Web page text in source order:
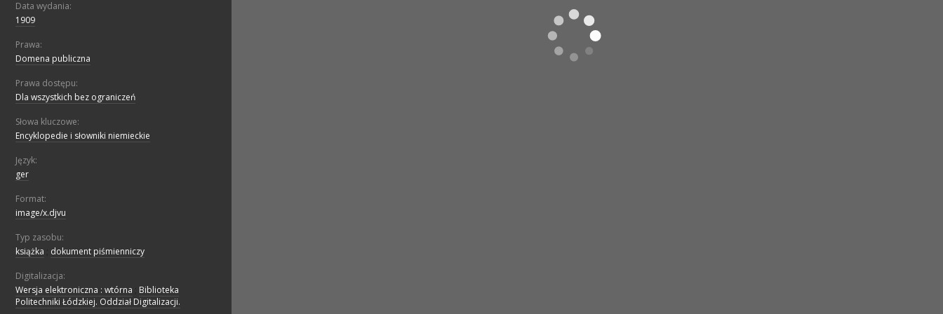
Data wydania:
1909
Prawa:
Domena publiczna
Prawa dostępu:
Dla wszystkich bez ograniczeń
Słowa kluczowe:
Encyklopedie i słowniki niemieckie
Język:
ger
Format:
image/x.djvu
Typ zasobu:
książka
dokument piśmienniczy
Digitalizacja:
Wersja elektroniczna : wtórna
Biblioteka
Politechniki Łódzkiej. Oddział Digitalizacji.